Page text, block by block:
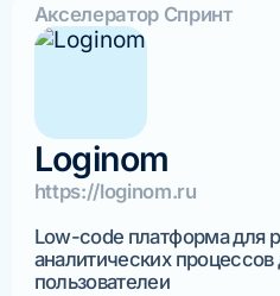
Акселератор Спринт
Loginom
https://loginom.ru
Low-code платформа для
аналитических
пользователеи